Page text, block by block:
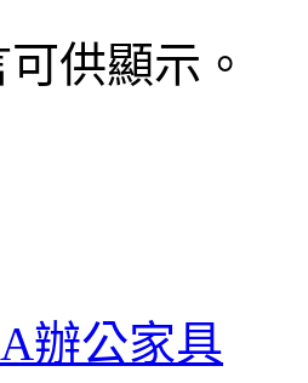
供顯示。
辦公家具